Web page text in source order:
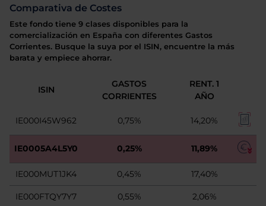
Comparativa de Costes
Este fondo tiene 9 clases disponibles para la
comercialización en España con diferentes Gastos
Corrientes. Busque la suya por el ISIN, encuentre la más
barata y empiece ahorrar.
ISIN
GASTOS
CORRIENTES
RENT. 1
AÑO
IE000I45W962 0,75% 14,20%
IE0005A4L5Y0 0,25% 11,89%
IE000MUT1JK4 0,45% 17,40%
IE000FTQY7Y7 0,55% 2,06%